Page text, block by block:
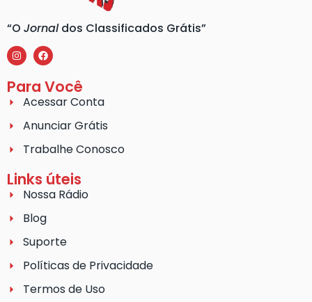
“O Jornaldos Classificados Grátis”
Para Você
Acessar Conta
Anunciar Grátis
Trabalhe Conosco
Links úteis
Nossa Rádio
Blog
Suporte
Políticas de Privacidade
Termos de Uso